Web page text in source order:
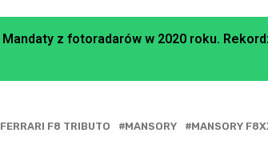
Mandaty z fotoradarów w 2020 roku.
FERRARI F8 TRIBUTO MANSORY MANSORY